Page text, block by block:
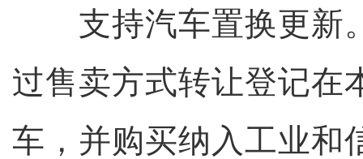
支持汽车置换更新
过售卖方式转让登记在
车，并购买纳入工业和